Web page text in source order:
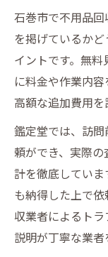
石巻市で不用品
を掲げているか
イントです。無
に料金や作業内
高額な追加費用を
鑑定堂では、訪
頼ができ、実際
計を徹底してい
も納得した上で
収業者によるト
説明が丁寧な業者